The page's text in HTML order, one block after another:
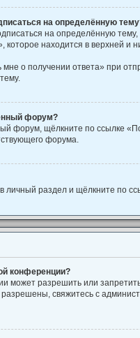
на определённую
на определённую
находится в верхней и
о получении ответа» при
форум?
форум, щёлкните по ссылке
форума.
личный раздел и щёлкните по
конференции?
может разрешить или
свяжитесь с